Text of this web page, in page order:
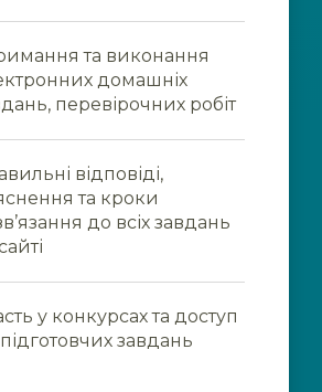
та виконання
домашніх
перевірочних робіт
відповіді,
та кроки
до всіх завдань
у конкурсах та доступ
завдань